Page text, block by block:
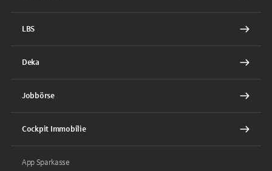
LBS
Deka
Jobbörse
Cockpit Immobilie
App Sparkasse